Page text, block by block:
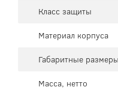
Класс защиты
Материал корпуса
Габаритные размеры
Масса, нетто